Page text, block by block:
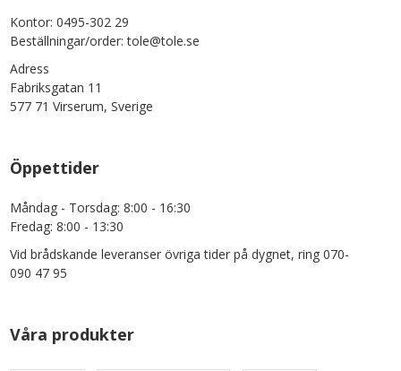
Kontor: 0495-302 29
Beställningar/order: tole@tole.se
Adress
Fabriksgatan 11
577 71 Virserum, Sverige
Öppettider
Måndag - Torsdag: 8:00 - 16:30
Fredag: 8:00 - 13:30
Vid brådskande leveranser övriga tider på dygnet, ring 070-
090 47 95
Våra produkter